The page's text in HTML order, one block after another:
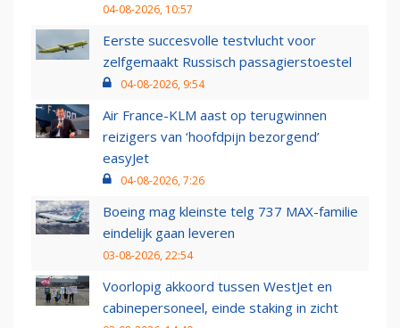
04-08-2026, 10:57
Eerste succesvolle testvlucht voor
zelfgemaakt Russisch passagierstoestel
04-08-2026, 9:54
Air France-KLM aast op terugwinnen
reizigers van ‘hoofdpijn bezorgend’
easyJet
04-08-2026, 7:26
Boeing mag kleinste telg 737 MAX-familie
eindelijk gaan leveren
03-08-2026, 22:54
Voorlopig akkoord tussen WestJet en
cabinepersoneel, einde staking in zicht